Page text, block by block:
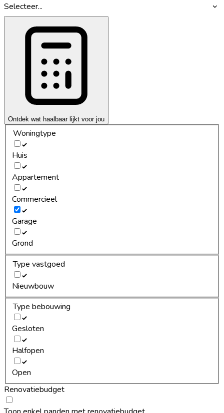
Selecteer...
Ontdek wat haalbaar lijkt voor jou
Woningtype
Huis
Appartement
Commercieel
Garage
Grond
Type vastgoed
Nieuwbouw
Type bebouwing
Gesloten
Halfopen
Open
Renovatiebudget